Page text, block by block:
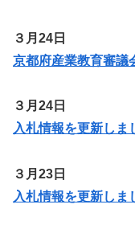
３月24日
京都府産業教育審議
３月24日
入札情報を更新しま
３月23日
入札情報を更新しま